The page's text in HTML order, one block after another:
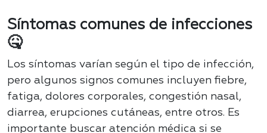
Síntomas comunes de infecciones
🤒
Los síntomas varían según el tipo de infección,
pero algunos signos comunes incluyen fiebre,
fatiga, dolores corporales, congestión nasal,
diarrea, erupciones cutáneas, entre otros. Es
importante buscar atención médica si se